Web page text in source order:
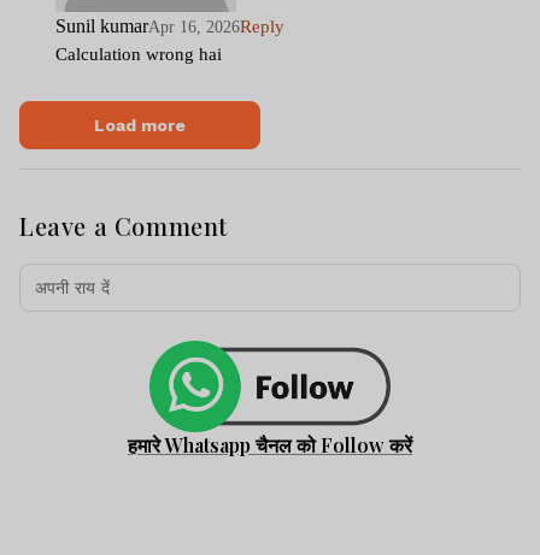
Sunil kumarApr 16, 2026Reply
Calculation wrong hai
Load more
Leave a Comment
हमारे Whatsapp चैनल को Follow करें